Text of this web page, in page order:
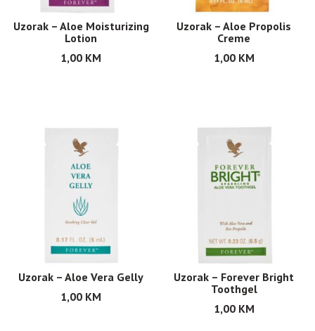
Uzorak – Aloe Moisturizing
Lotion
1,00 KM
Uzorak – Aloe Propolis
Creme
1,00 KM
Uzorak – Aloe Vera Gelly
1,00 KM
Uzorak – Forever Bright
Toothgel
1,00 KM